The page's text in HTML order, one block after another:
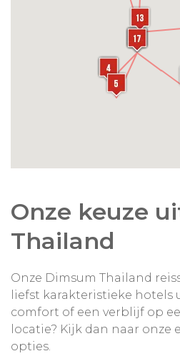
Onze keuze
Thailand
Onze Dimsum Thailand
liefst karakteristieke hotels
comfort of een verblijf op
locatie? Kijk dan naar onze
opties.